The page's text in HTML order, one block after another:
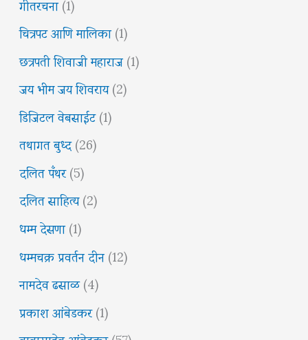
चित्रपट आणि मालिका(1)
छत्रपती शिवाजी महाराज(1)
जय भीम जय शिवराय(2)
डिजिटल वेबसाईट(1)
तथागत बुध्द(26)
दलित पँथर(5)
दलित साहित्य(2)
धम्म देसणा(1)
धम्मचक्र प्रवर्तन दीन(12)
नामदेव ढसाळ(4)
प्रकाश आंबेडकर(1)